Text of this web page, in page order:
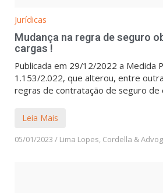
Jurídicas
Mudança na regra de seguro
cargas !
Publicada em 29/12/2022 a Medida
1.153/2.022, que alterou, entre
regras de contratação de seguro de
Leia Mais
05/01/2023 / Lima Lopes, Cordella &